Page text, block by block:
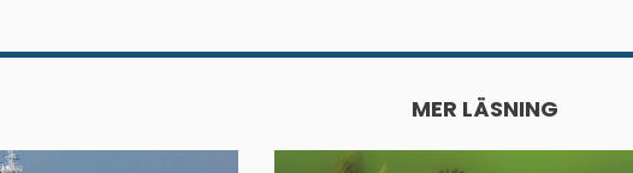
MER LÄSNING